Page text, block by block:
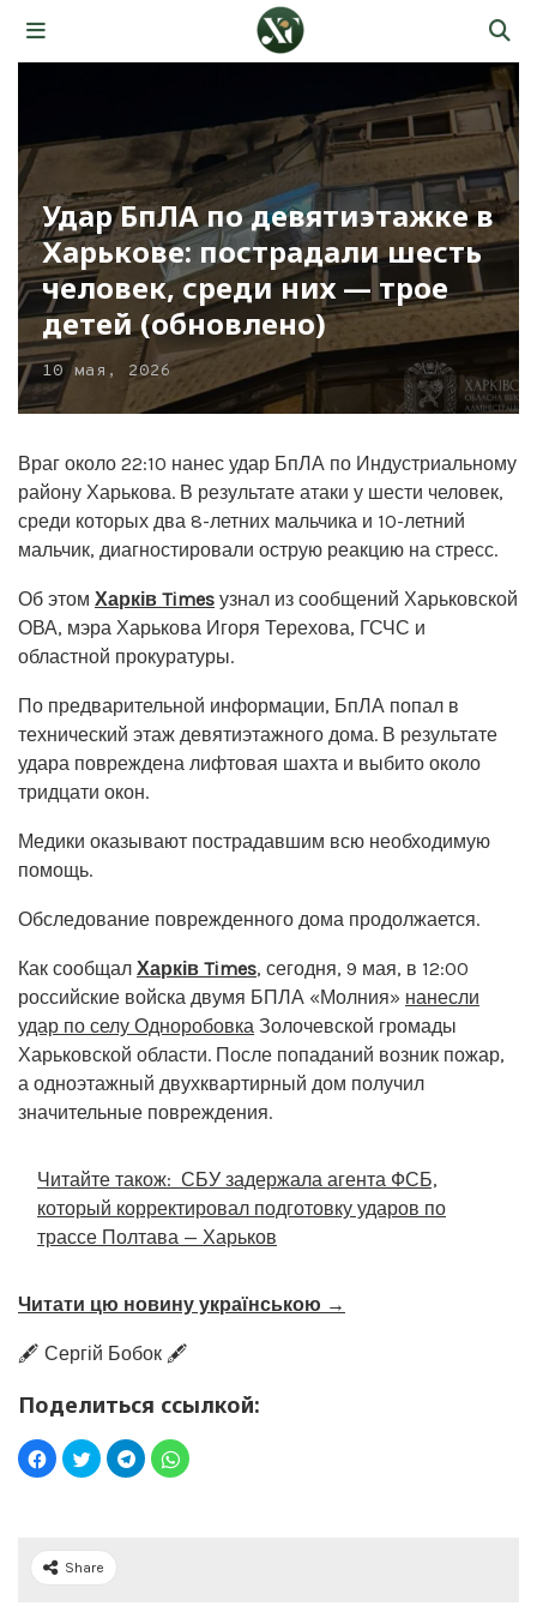
Удар БпЛА по девятиэтажке в
Харькове: пострадали шесть
человек, среди них — трое
детей (обновлено)
10 мая, 2026
Враг около 22:10 нанес удар БпЛА по Индустриальному
району Харькова. В результате атаки у шести человек,
среди которых два 8-летних мальчика и 10-летний
мальчик, диагностировали острую реакцию на стресс.
Об этом Харків Times узнал из сообщений Харьковской
ОВА, мэра Харькова Игоря Терехова, ГСЧС и
областной прокуратуры.
По предварительной информации, БпЛА попал в
технический этаж девятиэтажного дома. В результате
удара повреждена лифтовая шахта и выбито около
тридцати окон.
Медики оказывают пострадавшим всю необходимую
помощь.
Обследование поврежденного дома продолжается.
Как сообщал Харків Times, сегодня, 9 мая, в 12:00
российские войска двумя БПЛА «Молния» нанесли
удар по селу Одноробовка Золочевской громады
Харьковской области. После попаданий возник пожар,
а одноэтажный двухквартирный дом получил
значительные повреждения.
Читайте також: СБУ задержала агента ФСБ,
который корректировал подготовку ударов по
трассе Полтава — Харьков
Читати цю новину українською →
🖋️ Сергій Бобок 🖋️
Поделиться ссылкой:
Share